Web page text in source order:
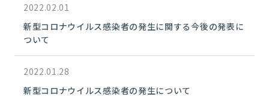
2022.02.01
新型コロナウイルス感染者の発生に関する今後の発表に
ついて
2022.01.28
新型コロナウイルス感染者の発生について